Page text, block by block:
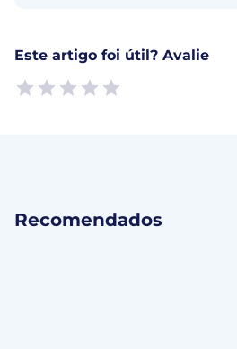
Este artigo foi útil? Avalie
Recomendados